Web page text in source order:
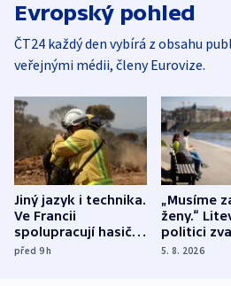
Evropský pohled
ČT24 každý den vybírá z obsahu
veřejnými médii, členy Eurovize.
Jiný jazyk i technika.
Ve Francii
spolupracují hasiči z
různých zemí
před 9h
„Musíme
ženy.“
politici
dohodu o
5. 8. 2026